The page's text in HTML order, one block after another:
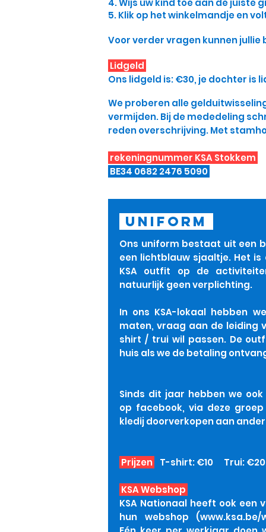
4. Wijs uw kind toe aan de juiste
5. Klik op het winkelmandje en
Voor verder vragen kunnen jullie
Lidgeld
Ons lidgeld is: €30, je dochter is
We proberen alle
vermijden. Bij de mededeling
reden overschrijving. Met
rekeningnummer KSA Stokkem
BE34 0682 2476 5090
UNIFORM
Ons uniform bestaat uit een
een lichtblauw sjaaltje. Het
KSA outfit op de
natuurlijk geen verplichting.
In ons KSA-lokaal hebben
maten, vraag aan de leiding
shirt / trui wil passen. De
huis als we de betaling
Sinds dit jaar hebben we
op facebook, via deze groep
kledij doorverkopen aan
Prijzen T-shirt: €10 Trui:
KSA Webshop
KSA Nationaal heeft ook een
hun webshop (